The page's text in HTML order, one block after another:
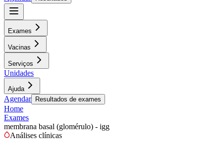
Exames
Vacinas
Serviços
Unidades
Ajuda
Agendar Resultados de exames
Home
Exames
membrana basal (glomérulo) - igg
Análises clínicas